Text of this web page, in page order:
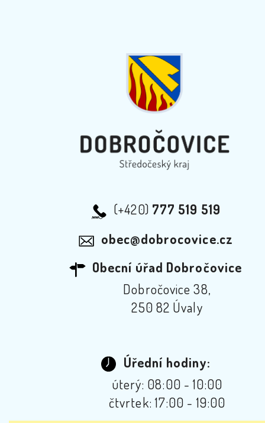
(+420) 777 519 519
obec@dobrocovice.cz
Obecní úřad Dobročovice
Dobročovice 38,
250 82 Úvaly
Úřední hodiny:
úterý: 08:00 - 10:00
čtvrtek: 17:00 - 19:00